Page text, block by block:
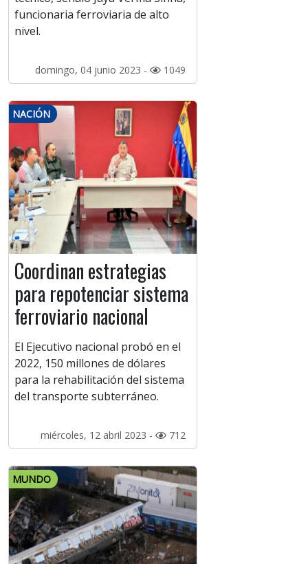
funcionaria ferroviaria de alto
nivel.
domingo, 04 junio 2023 - 1049
NACIÓN
Coordinan estrategias
para repotenciar sistema
ferroviario nacional
El Ejecutivo nacional probó en el
2022, 150 millones de dólares
para la rehabilitación del sistema
del transporte subterráneo.
miércoles, 12 abril 2023 - 712
MUNDO